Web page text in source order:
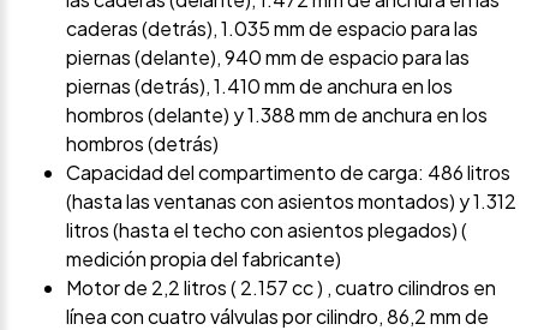
caderas (detrás), 1.035 mm de espacio para las
piernas (delante), 940 mm de espacio para las
piernas (detrás), 1.410 mm de anchura en los
hombros (delante) y 1.388 mm de anchura en los
hombros (detrás)
Capacidad del compartimento de carga: 486 litros
(hasta las ventanas con asientos montados) y 1.312
litros (hasta el techo con asientos plegados) (
medición propia del fabricante)
Motor de 2,2 litros ( 2.157 cc ) , cuatro cilindros en
línea con cuatro válvulas por cilindro, 86,2 mm de